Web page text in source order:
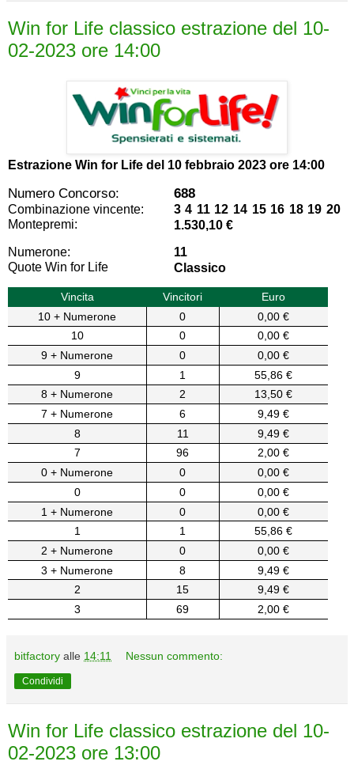
Win for Life classico estrazione del 10-
02-2023 ore 14:00
Estrazione Win for Life del 10 febbraio 2023 ore 14:00
Numero Concorso: 688
Combinazione vincente:
3 4 11 12 14 15 16 18 19 20
Montepremi:
1.530,10 €
Numerone:
11
Quote Win for Life
Classico
Vincita Vincitori
Euro
10 + Numerone
0
0,00 €
10
0
0,00 €
9 + Numerone
0
0,00 €
9
1
55,86 €
8 + Numerone
2
13,50 €
7 + Numerone
6
9,49 €
8
11
9,49 €
7
96
2,00 €
0 + Numerone
0
0,00 €
0
0
0,00 €
1 + Numerone
0
0,00 €
1
1
55,86 €
2 + Numerone
0
0,00 €
3 + Numerone
8
9,49 €
2
15
9,49 €
3
69 2,00 €
bitfactory alle 14:11 Nessun commento:
Condividi
Win for Life classico estrazione del 10-
02-2023 ore 13:00